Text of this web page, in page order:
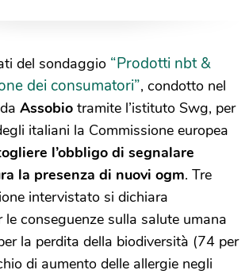
del sondaggio “Prodotti nbt &
dei consumatori”, condotto nel
Assobio tramite l’istituto Swg, per
italiani la Commissione europea
l’obbligo di segnalare
la presenza di nuovi ogm. Tre
intervistato si dichiara
le conseguenze sulla salute umana
la perdita della biodiversità (74 per
di aumento delle allergie negli